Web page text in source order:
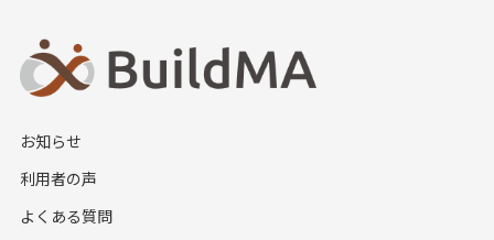
お知らせ
利用者の声
よくある質問